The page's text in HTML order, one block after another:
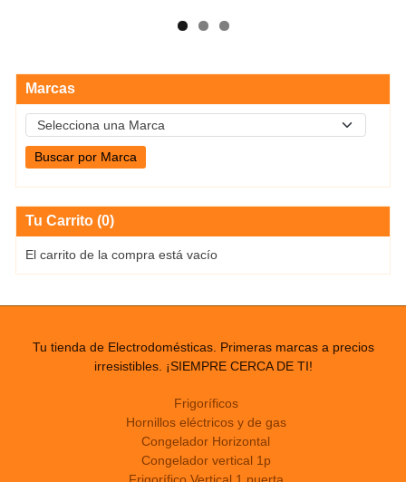
Marcas
Tu Carrito (0)
El carrito de la compra está vacío
Tu tienda de Electrodomésticas. Primeras marcas a precios
irresistibles. ¡SIEMPRE CERCA DE TI!
Frigoríficos
Hornillos eléctricos y de gas
Congelador Horizontal
Congelador vertical 1p